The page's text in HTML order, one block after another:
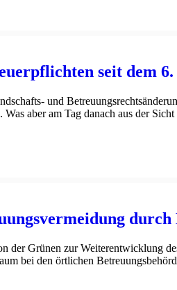
seit dem 6.
und
aber am Tag danach aus der
durch
der Grünen zur Weiterentwicklung
bei den örtlichen